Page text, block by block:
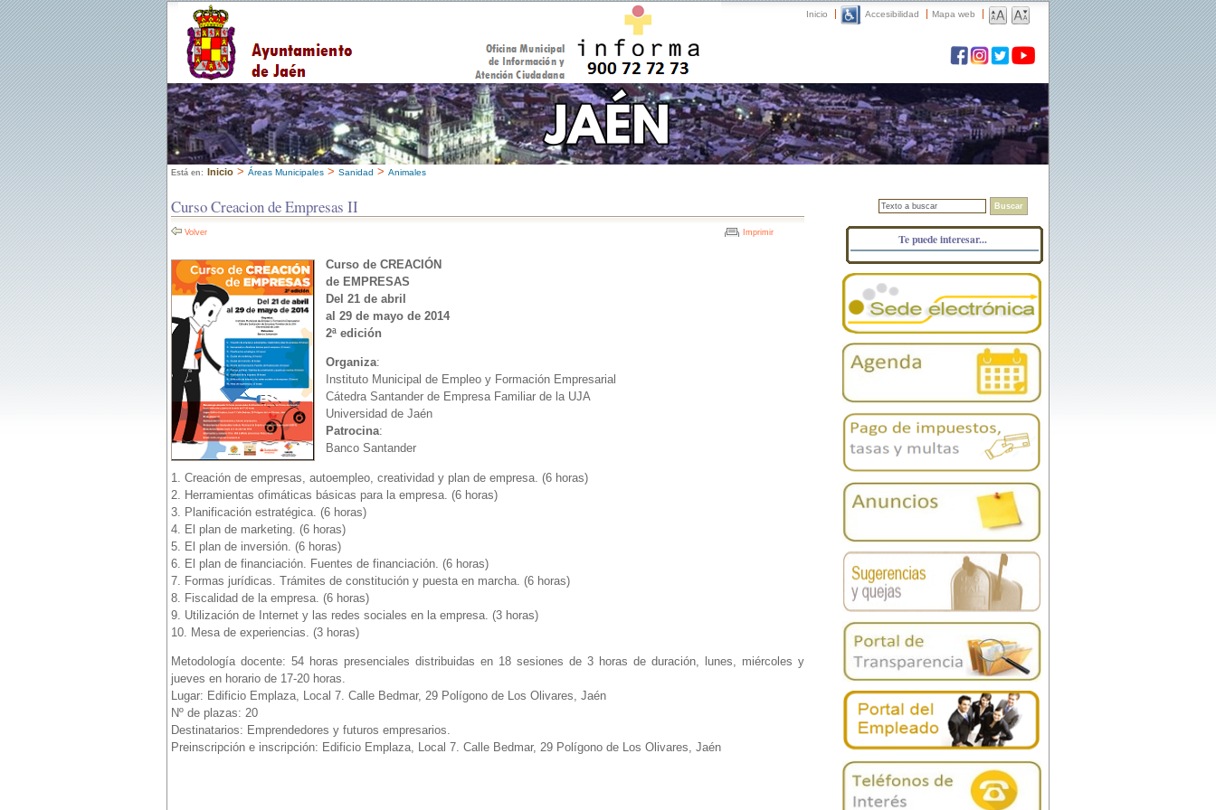
Inicio Accesibilidad Mapa web
Está en: Inicio > Áreas Municipales > Sanidad > Animales
Curso Creacion de Empresas II
Volver Imprimir
Curso de CREACIÓN
de EMPRESAS
Del 21 de abril
al 29 de mayo de 2014
2ª edición
Organiza:
Instituto Municipal de Empleo y Formación Empresarial
Cátedra Santander de Empresa Familiar de la UJA
Universidad de Jaén
Patrocina:
Banco Santander
1. Creación de empresas, autoempleo, creatividad y plan de empresa. (6 horas)
2. Herramientas ofimáticas básicas para la empresa. (6 horas)
3. Planificación estratégica. (6 horas)
4. El plan de marketing. (6 horas)
5. El plan de inversión. (6 horas)
6. El plan de financiación. Fuentes de financiación. (6 horas)
7. Formas jurídicas. Trámites de constitución y puesta en marcha. (6 horas)
8. Fiscalidad de la empresa. (6 horas)
9. Utilización de Internet y las redes sociales en la empresa. (3 horas)
10. Mesa de experiencias. (3 horas)
Metodología docente: 54 horas presenciales distribuidas en 18 sesiones de 3 horas de duración, lunes, miércoles y
jueves en horario de 17-20 horas.
Lugar: Edificio Emplaza, Local 7. Calle Bedmar, 29 Polígono de Los Olivares, Jaén
Nº de plazas: 20
Destinatarios: Emprendedores y futuros empresarios.
Preinscripción e inscripción: Edificio Emplaza, Local 7. Calle Bedmar, 29 Polígono de Los Olivares, Jaén
Buscar
Te puede interesar...